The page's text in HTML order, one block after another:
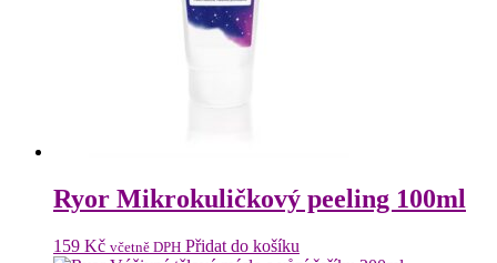
Ryor Mikrokuličkový peeling 100ml
159 Kč včetně DPH Přidat do košíku